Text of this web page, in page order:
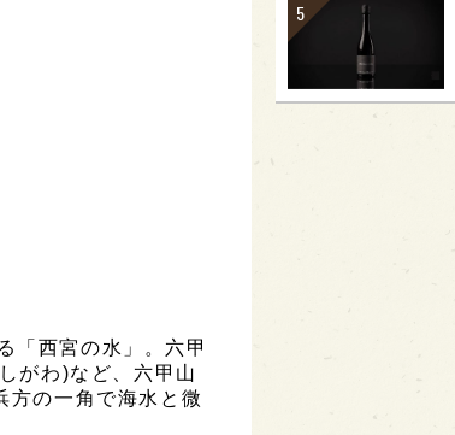
「西宮の水」。六甲
がわ)など、六甲山
方の一角で海水と微